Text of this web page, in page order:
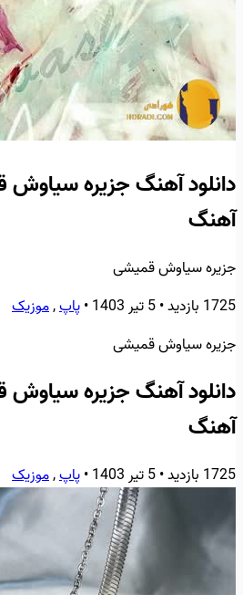
دانلود آهنگ جزیره
آهنگ
جزیره سیاوش قمیشی
1725 بازدید
•5 تیر 1403 •پاپ,موزیک
جزیره سیاوش قمیشی
دانلود آهنگ جزیره
آهنگ
1725 بازدید •5 تیر 1403 •پاپ,موزیک